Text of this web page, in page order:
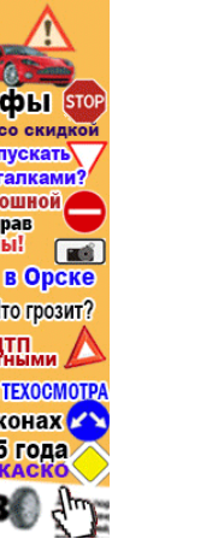
и связь
и финансы
Экспертиза, Страхование
организации